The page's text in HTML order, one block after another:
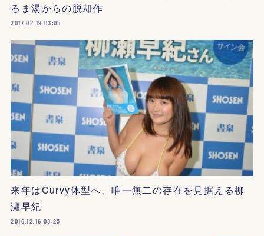
るま湯からの脱却作
2017.02.19 03:05
来年はCurvy体型へ、唯一無二の存在を見据える柳
瀬早紀
2016.12.16 03:25